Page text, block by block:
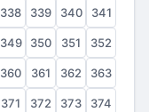
338 339 340 341
349 350 351 352
360 361 362 363
371 372 373 374